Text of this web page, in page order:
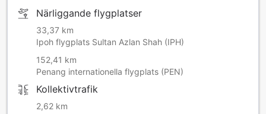
Närliggande flygplatser
33,37 km
Ipoh flygplats Sultan Azlan Shah (IPH)
152,41 km
Penang internationella flygplats (PEN)
Kollektivtrafik
2,62 km